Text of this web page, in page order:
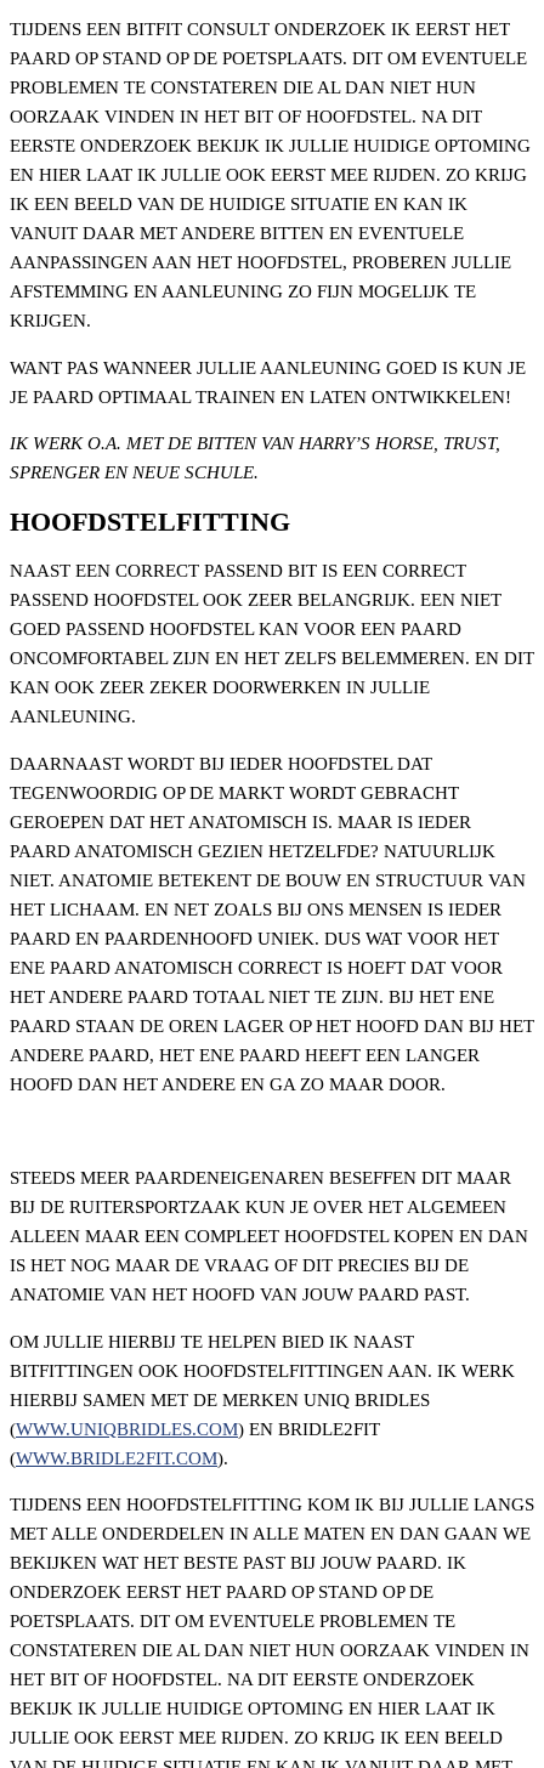
TIJDENS EEN BITFIT CONSULT ONDERZOEK IK EERST HET
PAARD OP STAND OP DE POETSPLAATS. DIT OM EVENTUELE
PROBLEMEN TE CONSTATEREN DIE AL DAN NIET HUN
OORZAAK VINDEN IN HET BIT OF HOOFDSTEL. NA DIT
EERSTE ONDERZOEK BEKIJK IK JULLIE HUIDIGE OPTOMING
EN HIER LAAT IK JULLIE OOK EERST MEE RIJDEN. ZO KRIJG
IK EEN BEELD VAN DE HUIDIGE SITUATIE EN KAN IK
VANUIT DAAR MET ANDERE BITTEN EN EVENTUELE
AANPASSINGEN AAN HET HOOFDSTEL, PROBEREN JULLIE
AFSTEMMING EN AANLEUNING ZO FIJN MOGELIJK TE
KRIJGEN.
WANT PAS WANNEER JULLIE AANLEUNING GOED IS KUN JE
JE PAARD OPTIMAAL TRAINEN EN LATEN ONTWIKKELEN!
IK WERK O.A. MET DE BITTEN VAN HARRY’S HORSE, TRUST,
SPRENGER EN NEUE SCHULE.
HOOFDSTELFITTING
NAAST EEN CORRECT PASSEND BIT IS EEN CORRECT
PASSEND HOOFDSTEL OOK ZEER BELANGRIJK. EEN NIET
GOED PASSEND HOOFDSTEL KAN VOOR EEN PAARD
ONCOMFORTABEL ZIJN EN HET ZELFS BELEMMEREN. EN DIT
KAN OOK ZEER ZEKER DOORWERKEN IN JULLIE
AANLEUNING.
DAARNAAST WORDT BIJ IEDER HOOFDSTEL DAT
TEGENWOORDIG OP DE MARKT WORDT GEBRACHT
GEROEPEN DAT HET ANATOMISCH IS. MAAR IS IEDER
PAARD ANATOMISCH GEZIEN HETZELFDE? NATUURLIJK
NIET. ANATOMIE BETEKENT DE BOUW EN STRUCTUUR VAN
HET LICHAAM. EN NET ZOALS BIJ ONS MENSEN IS IEDER
PAARD EN PAARDENHOOFD UNIEK. DUS WAT VOOR HET
ENE PAARD ANATOMISCH CORRECT IS HOEFT DAT VOOR
HET ANDERE PAARD TOTAAL NIET TE ZIJN. BIJ HET ENE
PAARD STAAN DE OREN LAGER OP HET HOOFD DAN BIJ HET
ANDERE PAARD, HET ENE PAARD HEEFT EEN LANGER
HOOFD DAN HET ANDERE EN GA ZO MAAR DOOR.
STEEDS MEER PAARDENEIGENAREN BESEFFEN DIT MAAR
BIJ DE RUITERSPORTZAAK KUN JE OVER HET ALGEMEEN
ALLEEN MAAR EEN COMPLEET HOOFDSTEL KOPEN EN DAN
IS HET NOG MAAR DE VRAAG OF DIT PRECIES BIJ DE
ANATOMIE VAN HET HOOFD VAN JOUW PAARD PAST.
OM JULLIE HIERBIJ TE HELPEN BIED IK NAAST
BITFITTINGEN OOK HOOFDSTELFITTINGEN AAN. IK WERK
HIERBIJ SAMEN MET DE MERKEN UNIQ BRIDLES
(WWW.UNIQBRIDLES.COM) EN BRIDLE2FIT
(WWW.BRIDLE2FIT.COM).
TIJDENS EEN HOOFDSTELFITTING KOM IK BIJ JULLIE LANGS
MET ALLE ONDERDELEN IN ALLE MATEN EN DAN GAAN WE
BEKIJKEN WAT HET BESTE PAST BIJ JOUW PAARD. IK
ONDERZOEK EERST HET PAARD OP STAND OP DE
POETSPLAATS. DIT OM EVENTUELE PROBLEMEN TE
CONSTATEREN DIE AL DAN NIET HUN OORZAAK VINDEN IN
HET BIT OF HOOFDSTEL. NA DIT EERSTE ONDERZOEK
BEKIJK IK JULLIE HUIDIGE OPTOMING EN HIER LAAT IK
JULLIE OOK EERST MEE RIJDEN. ZO KRIJG IK EEN BEELD